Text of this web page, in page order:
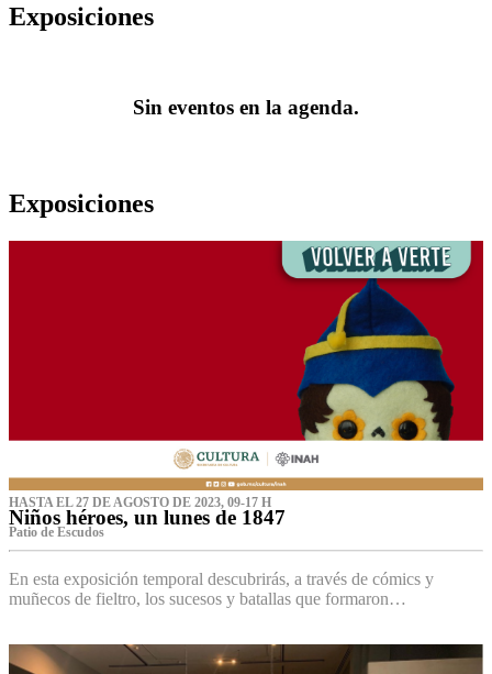
Exposiciones
Sin eventos en la agenda.
Exposiciones
HASTA EL 27 DE AGOSTO DE 2023, 09-17 H
Niños héroes, un lunes de 1847
Patio de Escudos
En esta exposición temporal descubrirás, a través de cómics y
muñecos de fieltro, los sucesos y batallas que formaron…